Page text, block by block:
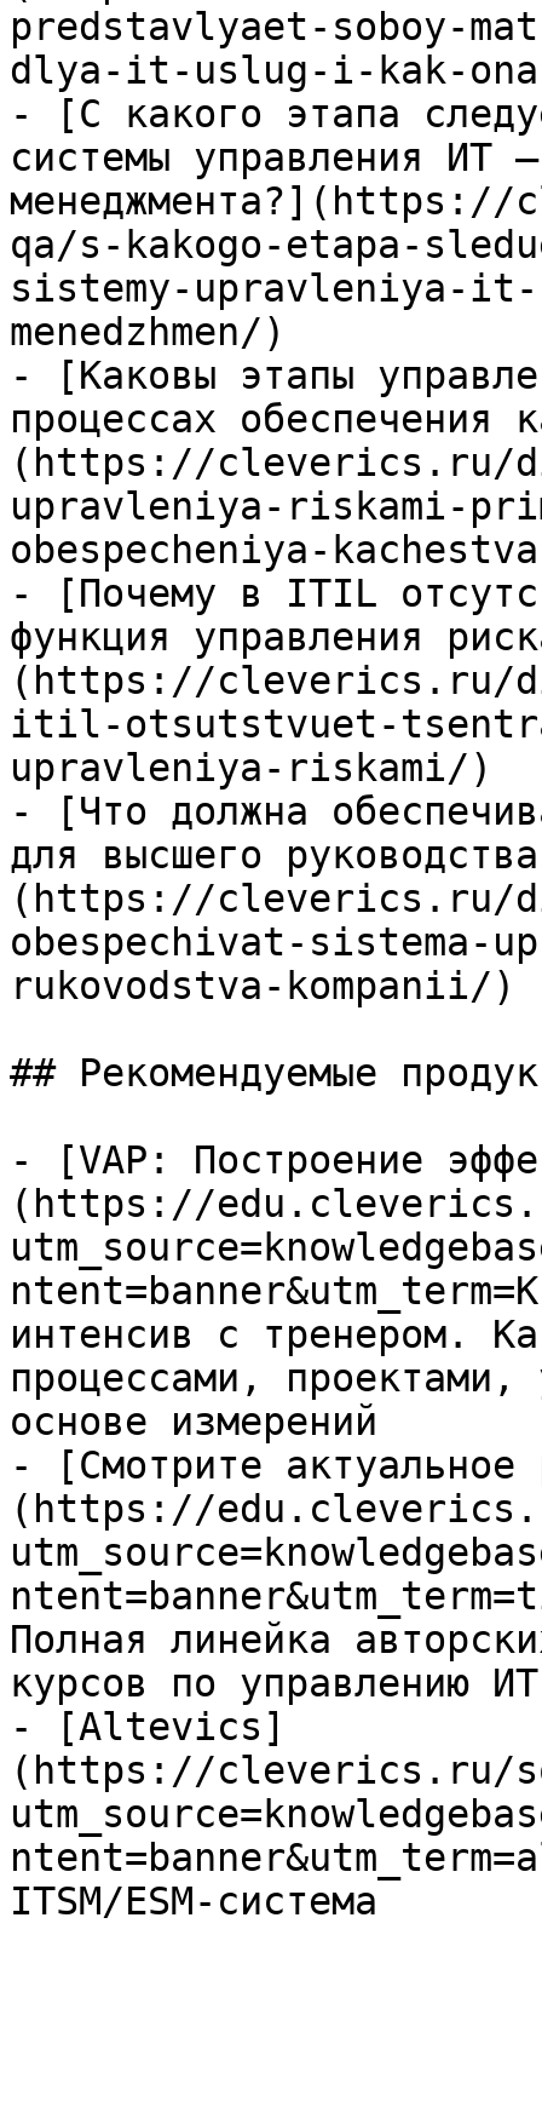
predstavlyaet-soboy-
dlya-it-uslug-i-kak-
- [С какого этапа
системы управления ИТ
qa/s-kakogo-etapa-
sistemy-upravleniya-
menedzhmen/)
- [Каковы этапы
процессах обеспечения
(https://cleverics.ru/
upravleniya-riskami-
obespecheniya-
- [Почему в ITIL
функция управления
(https://cleverics.ru/
itil-otsutstvuet-
upravleniya-riskami/)
- [Что должна
для высшего
(https://cleverics.ru/
obespechivat-sistema-
rukovodstva-kompanii/)
## Рекомендуемые
- [VAP: Построение
(https://
интенсив с тренером.
процессами, проектами,
основе измерений
- [Смотрите актуальное
(https://
Полная линейка
курсов по управлению ИТ
- [Altevics]
(https://cleverics.ru/
ITSM/ESM-система